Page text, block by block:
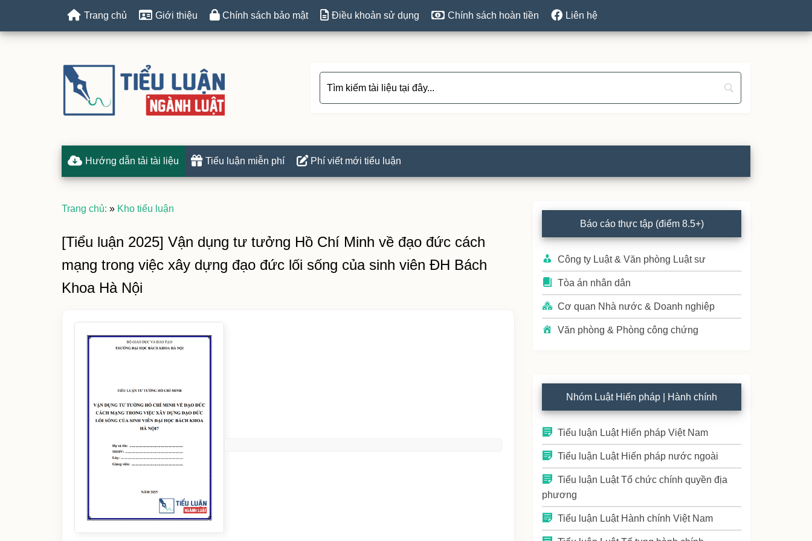
Trang chủ Giới thiệu Chính sách bảo mật Điều khoản sử dụng Chính sách hoàn tiền Liên hệ
Hướng dẫn tải tài liệu Tiểu luận miễn phí Phí viết mới tiểu luận
Trang chủ: » Kho tiểu luận
[Tiểu luận 2025] Vận dụng tư tưởng Hồ Chí Minh về đạo đức cách
mạng trong việc xây dựng đạo đức lối sống của sinh viên ĐH Bách
Khoa Hà Nội
Primary
Sidebar
Báo cáo thực tập (điểm 8.5+)
Công ty Luật & Văn phòng Luật sư
Tòa án nhân dân
Cơ quan Nhà nước & Doanh nghiệp
Văn phòng & Phòng công chứng
Nhóm Luật Hiến pháp | Hành chính
Tiểu luận Luật Hiến pháp Việt Nam
Tiểu luận Luật Hiến pháp nước ngoài
Tiểu luận Luật Tổ chức chính quyền địa
phương
Tiểu luận Luật Hành chính Việt Nam